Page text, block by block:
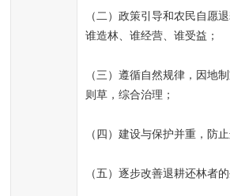
（二）政策引导和农民自愿
谁造林、谁经营、谁受益；
（三）遵循自然规律，因地
则草，综合治理；
（四）建设与保护并重，防
（五）逐步改善退耕还林者的